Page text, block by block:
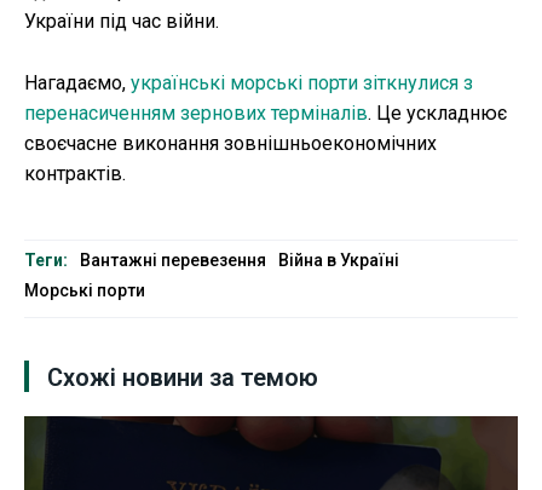
України під час війни.
Нагадаємо, українські морські порти зіткнулися з
перенасиченням зернових терміналів. Це ускладнює
своєчасне виконання зовнішньоекономічних
контрактів.
Теги: Вантажні перевезення
Війна в Україні
Морські порти
Схожі новини за темою